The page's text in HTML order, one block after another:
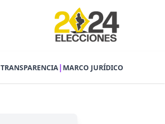
TRANSPARENCIA| MARCO JURÍDICO